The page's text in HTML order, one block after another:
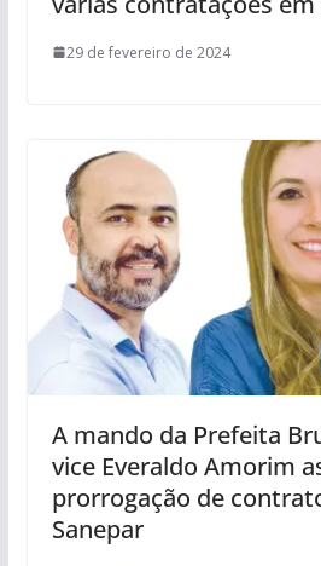
29 de fevereiro de 2024
A mando da Prefeita
vice Everaldo Amorim
prorrogação de
Sanepar